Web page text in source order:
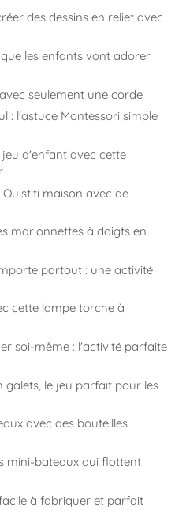
des dessins en relief avec
les enfants vont adorer
seulement une corde
: l'astuce Montessori simple
d'enfant avec cette
maison avec de
marionnettes à doigts en
partout : une activité
cette lampe torche à
soi-même : l'activité parfaite
le jeu parfait pour les
avec des bouteilles
mini-bateaux qui flottent
à fabriquer et parfait